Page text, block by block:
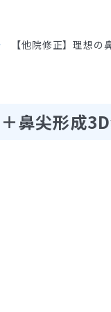
【他院修正】理想の
鼻尖形成